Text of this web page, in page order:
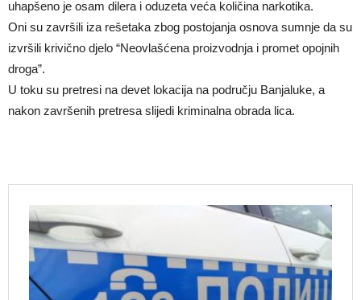
uhapšeno je osam dilera i oduzeta veća količina narkotika.
Oni su završili iza rešetaka zbog postojanja osnova sumnje da su
izvršili krivično djelo “Neovlašćena proizvodnja i promet opojnih
droga”.
U toku su pretresi na devet lokacija na području Banjaluke, a
nakon završenih pretresa slijedi kriminalna obrada lica.